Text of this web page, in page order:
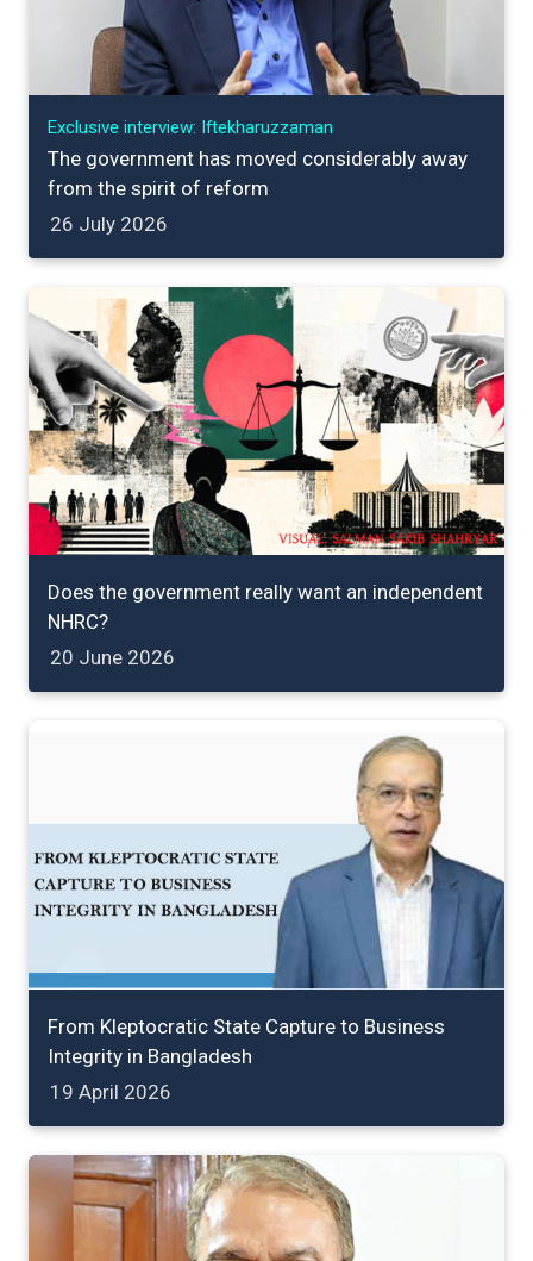
Exclusive interview: Iftekharuzzaman
The government has moved considerably away
from the spirit of reform
26 July 2026
Does the government really want an independent
NHRC?
20 June 2026
From Kleptocratic State Capture to Business
Integrity in Bangladesh
19 April 2026